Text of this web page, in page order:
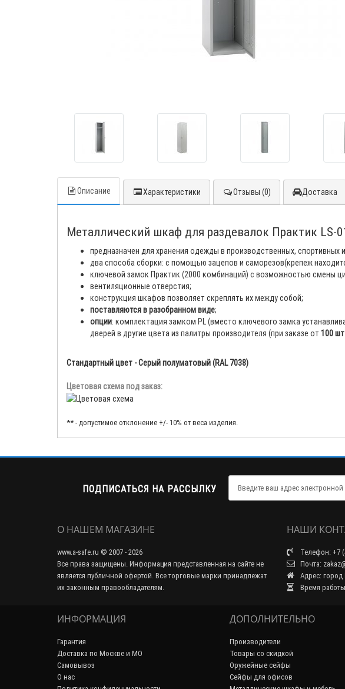
Описание Характеристики Отзывы (0) Доставка
Металлический шкаф для раздевалок Практик LS-
предназначен для хранения одежды в производственных, спортивных
два способа сборки: с помощью зацепов и саморезов(крепеж
ключевой замок Практик (2000 комбинаций) с возможностью смены
вентиляционные отверстия;
конструкция шкафов позволяет скреплять их между собой;
поставляются в разобранном виде;
опции: комплектация замком PL (вместо ключевого замка
дверей в другие цвета из палитры производителя (при заказе от 100
Стандартный цвет - Серый полуматовый (RAL 7038)
Цветовая схема под заказ:
** - допустимое отклонение +/- 10% от веса изделия.
ПОДПИСАТЬСЯ НА РАССЫЛКУ
О НАШЕМ МАГАЗИНЕ
www.a-safe.ru © 2007 - 2026
Все права защищены. Информация представленная на сайте не
является публичной офертой. Все торговые марки принадлежат
их законным правообладателям.
НАШИ
Телефон: +7
Почта:
Адрес: город
Время
ИНФОРМАЦИЯ
Гарантия
Доставка по Москве и МО
Самовывоз
О нас
ДОПОЛНИТЕЛЬНО
Производители
Товары со скидкой
Оружейные сейфы
Сейфы для офисов